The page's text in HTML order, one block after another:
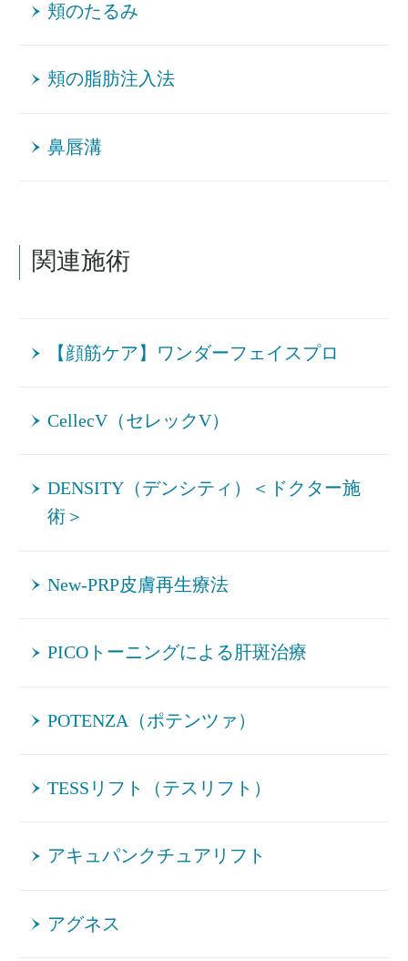
頬のたるみ
頬の脂肪注入法
鼻唇溝
関連施術
【顔筋ケア】ワンダーフェイスプロ
CellecV（セレックV）
DENSITY（デンシティ）＜ドクター施
術＞
New-PRP皮膚再生療法
PICOトーニングによる肝斑治療
POTENZA（ポテンツァ）
TESSリフト（テスリフト）
アキュパンクチュアリフト
アグネス